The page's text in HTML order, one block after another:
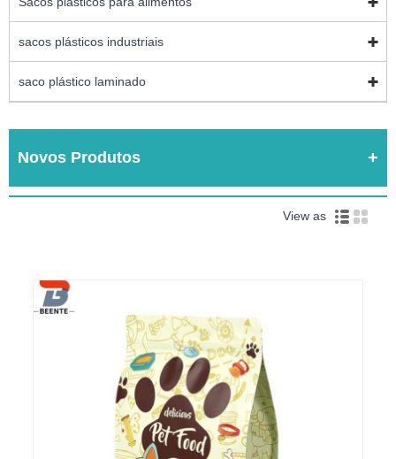
sacos plásticos industriais
saco plástico laminado
Novos Produtos
View as